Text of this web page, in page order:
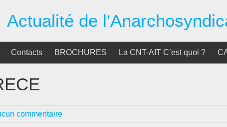
Actualité de
Contacts BROCHURES La CNT-AIT C’est quoi ?
commentaire